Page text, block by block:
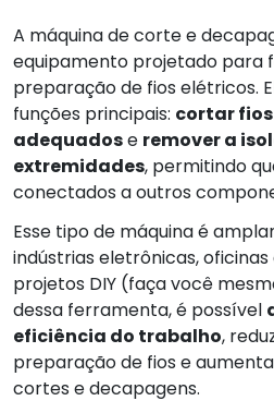
A máquina de corte e
equipamento projetado para
preparação de fios elétricos.
funções principais: cortar
adequadose remover a
extremidades, permitindo
conectados a outros
Esse tipo de máquina é
indústrias eletrônicas,
projetos DIY (faça você
dessa ferramenta, é possível
eficiência do trabalho,
preparação de fios e
cortes e decapagens.